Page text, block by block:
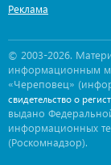
Реклама
© 2003-2026.
информационным
«Череповец»
свидетельство о
выдано
информационных
(Роскомнадзор).